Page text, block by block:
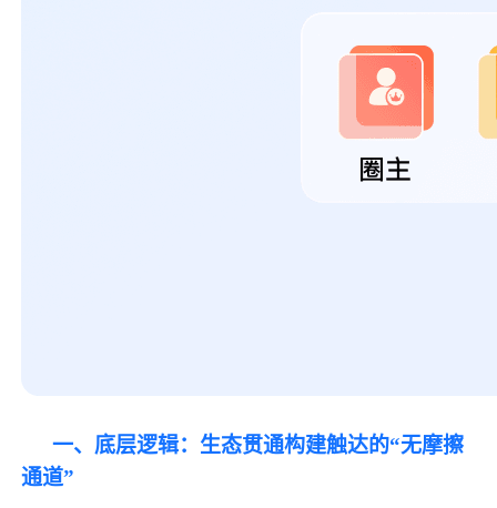
一、底层逻辑：生态贯通构建触达的“无摩擦
通道”